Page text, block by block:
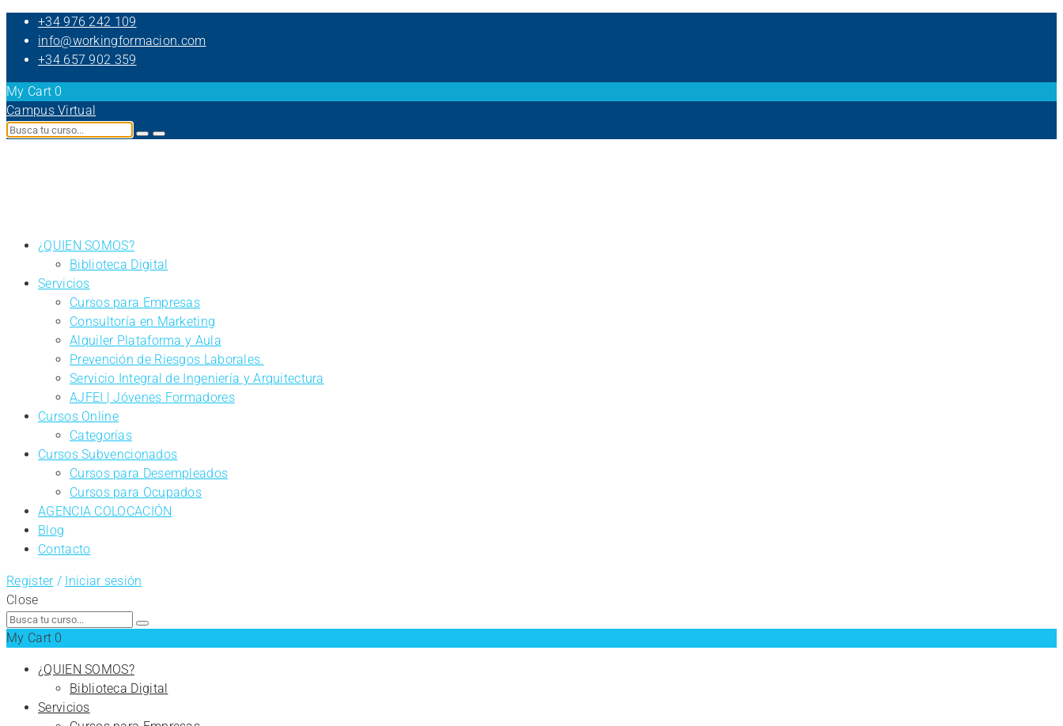
+34 976 242 109
info@workingformacion.com
+34 657 902 359
My Cart 0
Campus Virtual
¿QUIEN SOMOS?
Biblioteca Digital
Servicios
Cursos para Empresas
Consultoría en Marketing
Alquiler Plataforma y Aula
Prevención de Riesgos Laborales.
Servicio Integral de Ingeniería y Arquitectura
AJFEI | Jóvenes Formadores
Cursos Online
Categorías
Cursos Subvencionados
Cursos para Desempleados
Cursos para Ocupados
AGENCIA COLOCACIÓN
Blog
Contacto
Register/ Iniciar sesión
Close
Search
for:
My Cart 0
¿QUIEN SOMOS?
Biblioteca Digital
Servicios